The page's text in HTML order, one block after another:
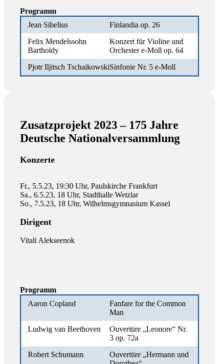
Programm
Jean Sibelius
Finlandia op. 26
Felix Mendelssohn
Bartholdy
Konzert für Violine und
Orchester e-Moll op. 64
Pjotr Iljitsch TschaikowskiSinfonie Nr. 5 e-Moll
Zusatzprojekt 2023 – 175 Jahre
Deutsche Nationalversammlung
Konzerte
Fr., 5.5.23, 19:30 Uhr, Paulskirche Frankfurt
Sa., 6.5.23, 18 Uhr, Stadthalle Wetzlar
So., 7.5.23, 18 Uhr, Wilhelmsgymnasium Kassel
Dirigent
Vitali Alekseenok
Programm
Aaron Copland
Fanfare for the Common
Man
Ludwig van Beethoven
Ouvertüre „Leonore“ Nr.
3 op. 72a
Robert Schumann
Ouvertüre „Hermann und